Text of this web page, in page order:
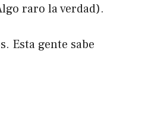
raro la verdad).
Esta gente sabe